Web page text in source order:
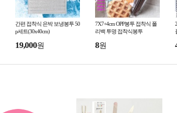
간편 접착식 은박 보냉봉투 50
p세트(30x40cm)
19,000원
7X7+4cm OPP봉투 접착식 폴
리백 투명 접착식봉투
8원